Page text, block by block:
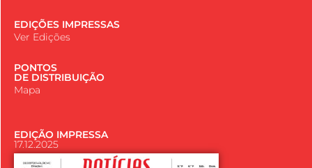
EDIÇÕES IMPRESSAS
Ver Edições
PONTOS
DE DISTRIBUIÇÃO
Mapa
EDIÇÃO IMPRESSA
17.12.2025